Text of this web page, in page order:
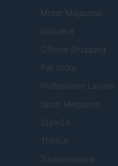
Motor Magazine
Notizie.it
Offerte Shopping
Pet Story
Professione Lavoro
Sport Magazine
Style24
Think.it
Tuobenessere